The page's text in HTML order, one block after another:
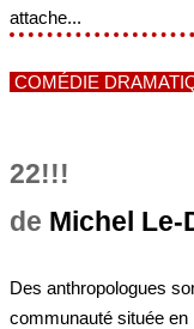
attache...
COMÉDIE
22!!!
de Michel Le-
Des anthropologues
communauté située